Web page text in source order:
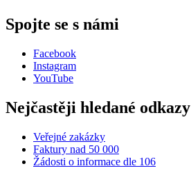
Spojte se s námi
Facebook
Instagram
YouTube
Nejčastěji hledané odkazy
Veřejné zakázky
Faktury nad 50 000
Žádosti o informace dle 106